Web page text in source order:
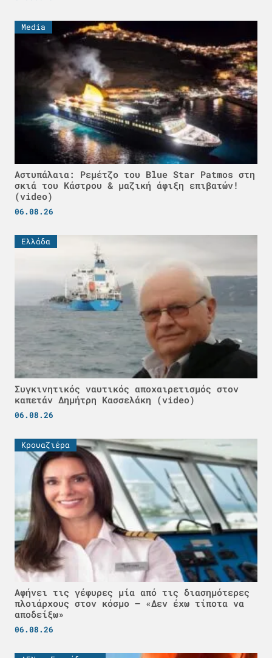
Media
Αστυπάλαια: Ρεμέτζο του Blue Star Patmos στη
σκιά του Κάστρου & μαζική άφιξη επιβατών!
(video)
06.08.26
Ελλάδα
Συγκινητικός ναυτικός αποχαιρετισμός στον
καπετάν Δημήτρη Κασσελάκη (video)
06.08.26
Κρουαζιέρα
Αφήνει τις γέφυρες μία από τις διασημότερες
πλοιάρχους στον κόσμο – «Δεν έχω τίποτα να
αποδείξω»
06.08.26